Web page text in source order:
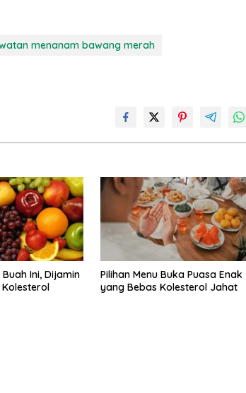
menanam bawang merah
Ini, Dijamin
Pilihan Menu Buka Puasa Enak
yang Bebas Kolesterol Jahat